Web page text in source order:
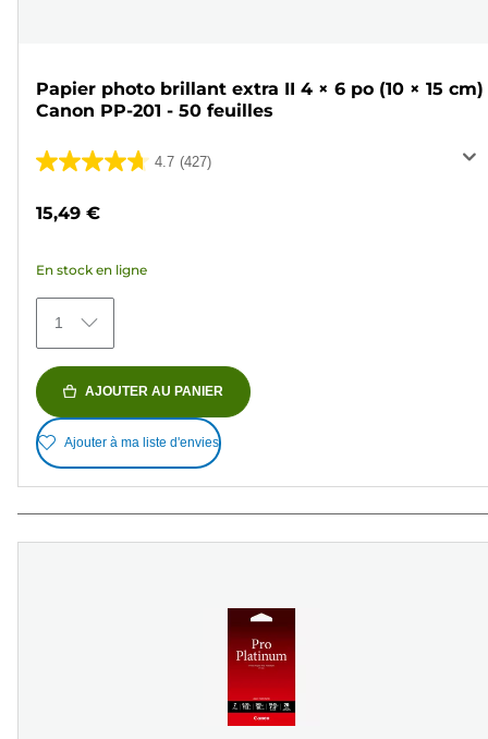
Papier photo brillant extra II 4 × 6 po (10 × 15 cm)
Canon PP-201 - 50 feuilles
4.7 (427)
4.7
5
427
avis
15,49 €
En stock en ligne
1
AJOUTER AU PANIER
Ajouter à ma liste d'envies